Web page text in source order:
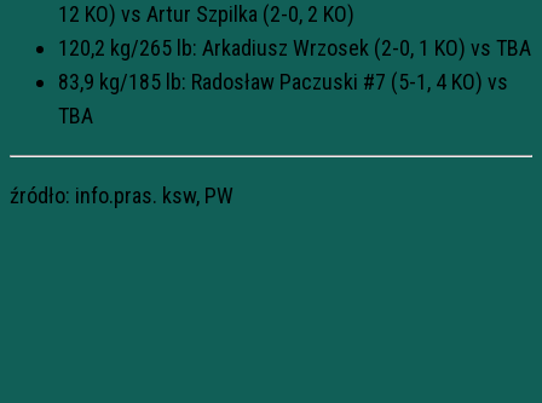
12 KO) vs Artur Szpilka (2-0, 2 KO)
120,2 kg/265 lb: Arkadiusz Wrzosek (2-0, 1 KO) vs TBA
83,9 kg/185 lb: Radosław Paczuski #7 (5-1, 4 KO) vs
TBA
źródło: info.pras. ksw, PW